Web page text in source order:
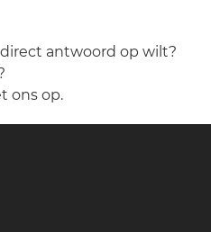
antwoord op wilt?
ons op.